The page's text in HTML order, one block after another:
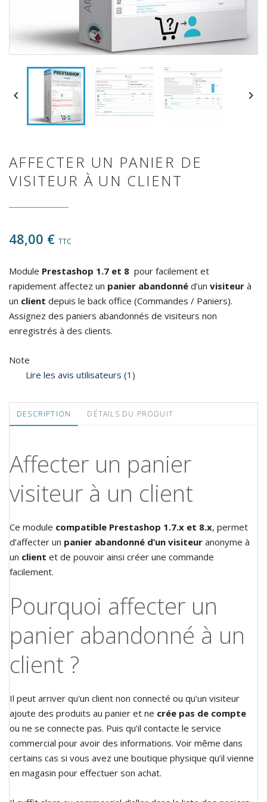
 
AFFECTER UN PANIER DE
VISITEUR À UN CLIENT
48,00 € TTC
Module Prestashop 1.7 et 8 pour facilement et
rapidement affectez un panier abandonné d’un visiteur à
un client depuis le back office (Commandes / Paniers).
Assignez des paniers abandonnés de visiteurs non
enregistrés à des clients.
Note
Lire les avis utilisateurs (1)
DESCRIPTION DÉTAILS DU PRODUIT
Affecter un panier
visiteur à un client
Ce module compatible Prestashop 1.7.x et 8.x, permet
d’affecter un panier abandonné d’un visiteur anonyme à
un client et de pouvoir ainsi créer une commande
facilement.
Pourquoi affecter un
panier abandonné à un
client ?
Il peut arriver qu'un client non connecté ou qu’un visiteur
ajoute des produits au panier et ne crée pas de compte
ou ne se connecte pas. Puis qu’il contacte le service
commercial pour avoir des informations. Voir même dans
certains cas si vous avez une boutique physique qu’il vienne
en magasin pour effectuer son achat.